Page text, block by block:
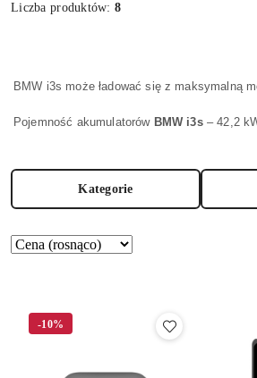
Liczba produktów:8
BMW i3s może ładować się z maksymalną
Pojemność akumulatorów BMW i3s – 42,2
Kategorie
Zastosowano
Sortuj
-10%